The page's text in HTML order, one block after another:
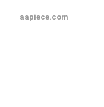
aapiece.com